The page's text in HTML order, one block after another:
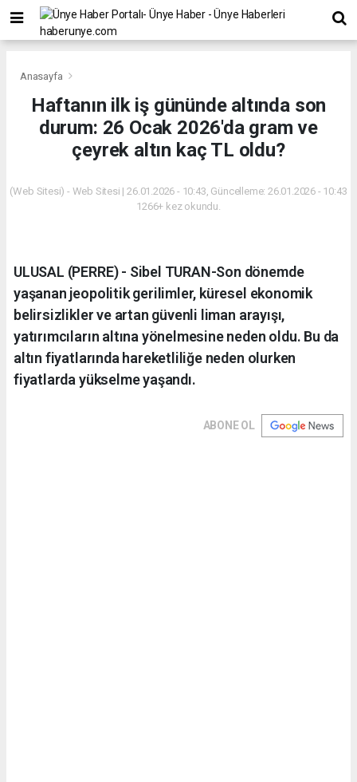
Anasayfa
Haftanın ilk iş gününde altında son
durum: 26 Ocak 2026'da gram ve
çeyrek altın kaç TL oldu?
(Web Sitesi) - Web Sitesi | 26.01.2026 - 10:43, Güncelleme: 26.01.2026 - 10:43
1266+ kez okundu.
ULUSAL (PERRE) - Sibel TURAN-Son dönemde
yaşanan jeopolitik gerilimler, küresel ekonomik
belirsizlikler ve artan güvenli liman arayışı,
yatırımcıların altına yönelmesine neden oldu. Bu da
altın fiyatlarında hareketliliğe neden olurken
fiyatlarda yükselme yaşandı.
ABONE OL